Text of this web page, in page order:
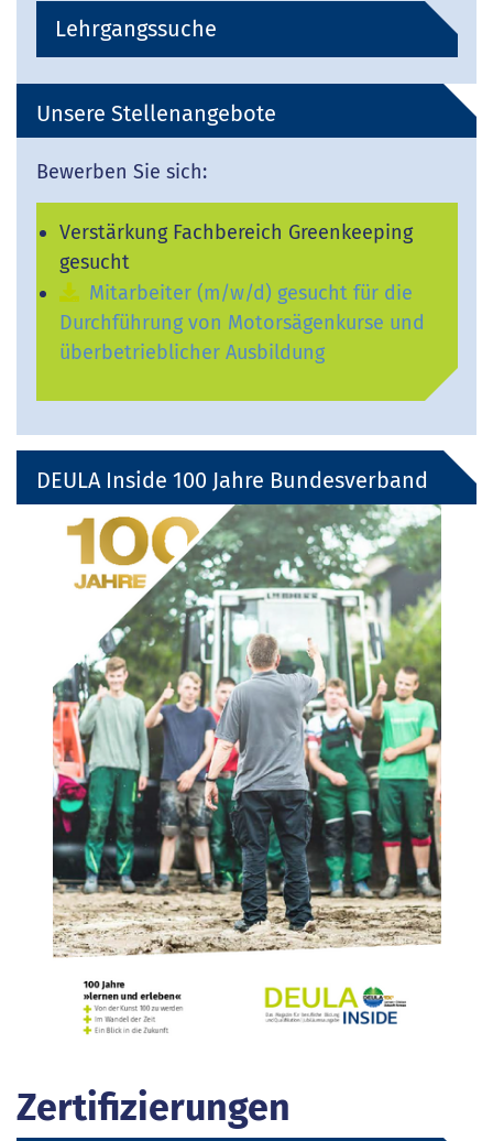
Lehrgangssuche
Unsere Stellenangebote
Bewerben Sie sich:
Verstärkung Fachbereich Greenkeeping
gesucht
Mitarbeiter (m/w/d) gesucht für die
Durchführung von Motorsägenkurse und
überbetrieblicher Ausbildung
DEULA Inside 100 Jahre Bundesverband
Zertifizierungen